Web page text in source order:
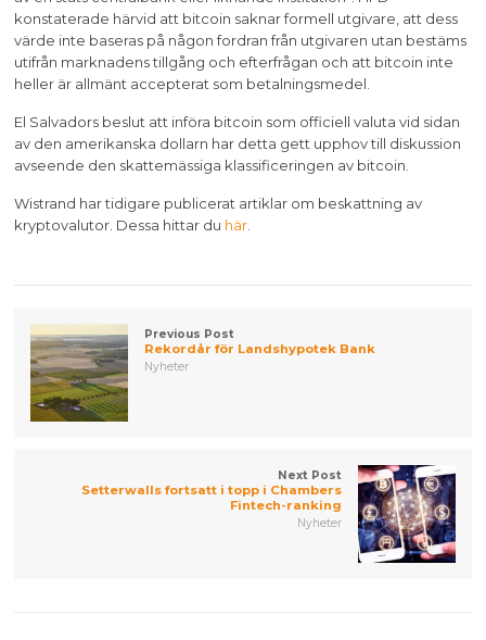
konstaterade härvid att bitcoin saknar formell utgivare, att dess
värde inte baseras på någon fordran från utgivaren utan bestäms
utifrån marknadens tillgång och efterfrågan och att bitcoin inte
heller är allmänt accepterat som betalningsmedel.
El Salvadors beslut att införa bitcoin som officiell valuta vid sidan
av den amerikanska dollarn har detta gett upphov till diskussion
avseende den skattemässiga klassificeringen av bitcoin.
Wistrand har tidigare publicerat artiklar om beskattning av
kryptovalutor. Dessa hittar du här.
Previous Post
Rekordår för Landshypotek Bank
Nyheter
Next Post
Setterwalls fortsatt i topp i Chambers
Fintech-ranking
Nyheter